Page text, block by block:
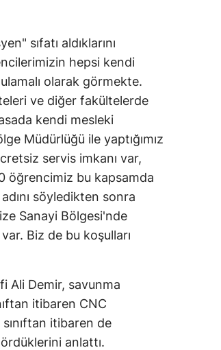
Mersin
İstanbul
İzmir
Kars
Kastamonu
Kayseri
Kırklareli
Konya
Kütahya
sıfatı aldıklarını
hepsi kendi
olarak görmekte.
ve diğer fakültelerde
kendi mesleki
Müdürlüğü ile yaptığımız
servis imkanı var,
öğrencimiz bu kapsamda
söyledikten sonra
Sanayi Bölgesi'nde
Biz de bu koşulları
Ali Demir, savunma
itibaren CNC
sınıftan itibaren de
anlattı.